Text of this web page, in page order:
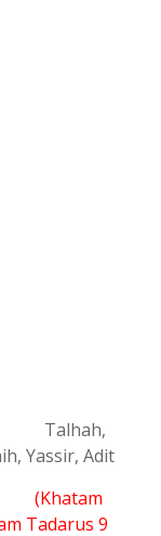
Talhah,
Adit
(Khatam
Tadarus 9